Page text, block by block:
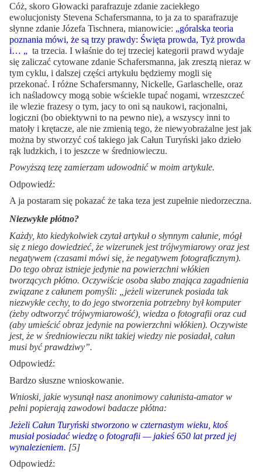
Cóż, skoro Głowacki parafrazuje zdanie zaciekłego
ewolucjonisty Stevena Schafersmanna, to ja za to sparafrazuje
słynne zdanie Józefa Tischnera, mianowicie: „góralska teoria
poznania mówi, że są trzy prawdy: Święta prowda, Tyż prowda
i… „ ta trzecia. I właśnie do tej trzeciej kategorii prawd wydaje
się zaliczać cytowane zdanie Schafersmanna, jak zresztą nieraz w
tym cyklu, i dalszej części artykułu będziemy mogli się
przekonać. I różne Schafersmanny, Nickelle, Garlaschelle, oraz
ich naśladowcy mogą sobie wściekle tupać nogami, wrzeszczeć
ile wlezie frazesy o tym, jacy to oni są naukowi, racjonalni,
logiczni (bo obiektywni to na pewno nie), a wszyscy inni to
matoły i krętacze, ale nie zmienią tego, że niewyobrażalne jest jak
można by stworzyć coś takiego jak Całun Turyński jako dzieło
rąk ludzkich, i to jeszcze w średniowieczu.
Powyższą tezę zamierzam udowodnić w moim artykule.
Odpowiedź:
A ja postaram się pokazać że taka teza jest zupełnie niedorzeczna.
Niezwykłe płótno?
Każdy, kto kiedykolwiek czytał artykuł o słynnym całunie, mógł
się z niego dowiedzieć, że wizerunek jest trójwymiarowy oraz jest
negatywem (czasami mówi się, że negatywem fotograficznym).
Do tego obraz istnieje jedynie na powierzchni włókien
tworzących płótno. Oczywiście osoba słabo znająca zagadnienia
związane z całunem pomyśli: „jeżeli wizerunek posiada tak
niezwykłe cechy, to do jego stworzenia potrzebny był komputer
(żeby odtworzyć trójwymiarowość), wiedza o fotografii oraz cud
(aby umieścić obraz jedynie na powierzchni włókien). Oczywiste
jest, że w średniowieczu nikt takiej wiedzy nie posiadał, całun
musi być prawdziwy”.
Odpowiedź:
Bardzo słuszne wnioskowanie.
Wnioski, jakie wysunął nasz anonimowy całunista-amator w
pełni popierają zawodowi badacze płótna:
Jeżeli Całun Turyński stworzono w czternastym wieku, ktoś
musiał posiadać wiedzę o fotografii — jakieś 650 lat przed jej
wynalezieniem. [5]
Odpowiedź: